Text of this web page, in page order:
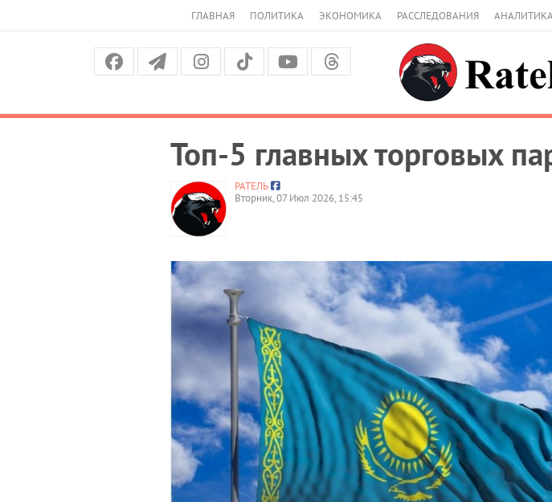
ГЛАВНАЯ ПОЛИТИКА ЭКОНОМИКА РАССЛЕДОВАНИЯ
Топ-5 главных торговых
РАТЕЛЬ
Вторник, 07 Июл 2026, 15:45